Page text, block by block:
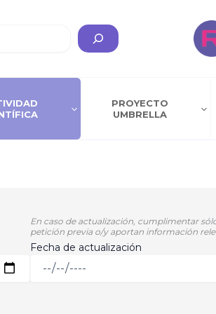
PROYECTO
UMBRELLA
En caso de actualización, cumplimentar
petición previa o/y aportan información
Fecha de actualización